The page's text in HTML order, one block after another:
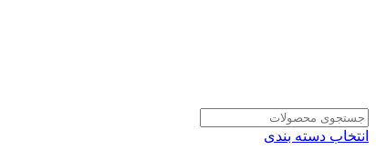
انتخاب دسته بندی